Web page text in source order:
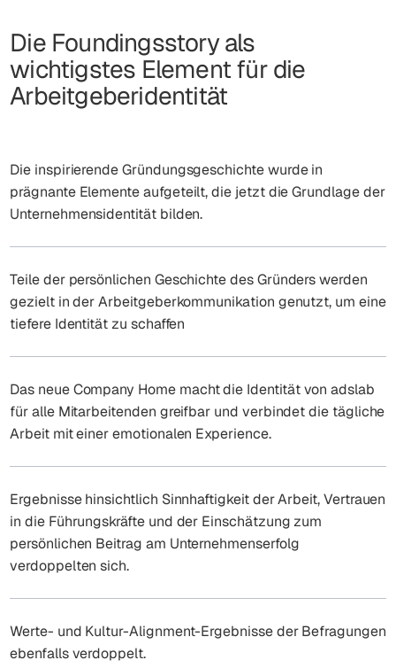
Die Foundingsstory als
wichtigstes Element für die
Arbeitgeberidentität
Die inspirierende Gründungsgeschichte wurde in
prägnante Elemente aufgeteilt, die jetzt die Grundlage der
Unternehmensidentität bilden.
Teile der persönlichen Geschichte des Gründers werden
gezielt in der Arbeitgeberkommunikation genutzt, um eine
tiefere Identität zu schaffen
Das neue Company Home macht die Identität von adslab
für alle Mitarbeitenden greifbar und verbindet die tägliche
Arbeit mit einer emotionalen Experience.
Ergebnisse hinsichtlich Sinnhaftigkeit der Arbeit, Vertrauen
in die Führungskräfte und der Einschätzung zum
persönlichen Beitrag am Unternehmenserfolg
verdoppelten sich.
Werte- und Kultur-Alignment-Ergebnisse der Befragungen
ebenfalls verdoppelt.